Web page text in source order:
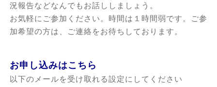
況報告などなんでもお話ししましょう。
お気軽にご参加ください。時間は１時間弱です。ご参
加希望の方は、ご連絡をお待ちしております。
お申し込みはこちら
以下のメールを受け取れる設定にしてください